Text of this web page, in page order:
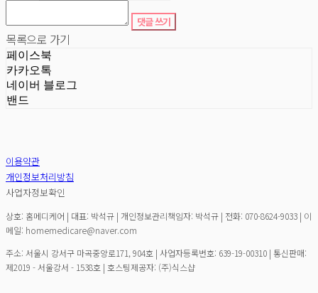
댓글 쓰기
목록으로 가기
페이스북
카카오톡
네이버 블로그
밴드
이용약관
개인정보처리방침
사업자정보확인
상호: 홈메디케어 | 대표: 박석규 | 개인정보관리책임자: 박석규 | 전화: 070-8624-9033 | 이
메일: homemedicare@naver.com
주소: 서울시 강서구 마곡중앙로171, 904호 | 사업자등록번호: 639-19-00310 | 통신판매:
제2019 - 서울강서 - 1538호 | 호스팅제공자: (주)식스샵